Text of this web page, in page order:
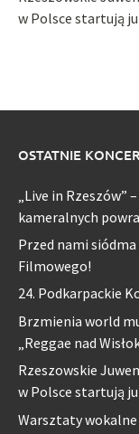
w Polsce startują
OSTATNIE
„Live in
kameralnych
Przed nami
Filmowego!
24. Podkarpackie
Brzmienia world
„Reggae nad
Rzeszowskie
w Polsce startują
Warsztaty wokalne